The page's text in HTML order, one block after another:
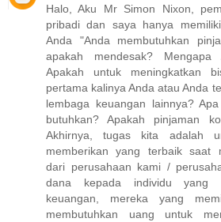
Halo, Aku Mr Simon Nixon,
pribadi dan saya hanya
Anda "Anda membutuhkan
apakah mendesak?
Apakah untuk meningkatkan
pertama kalinya Anda atau Anda
lembaga keuangan lainnya?
butuhkan? Apakah pinjaman
Akhirnya, tugas kita adalah
memberikan yang terbaik saat
dari perusahaan kami /
dana kepada individu yang
keuangan, mereka yang
membutuhkan uang untuk